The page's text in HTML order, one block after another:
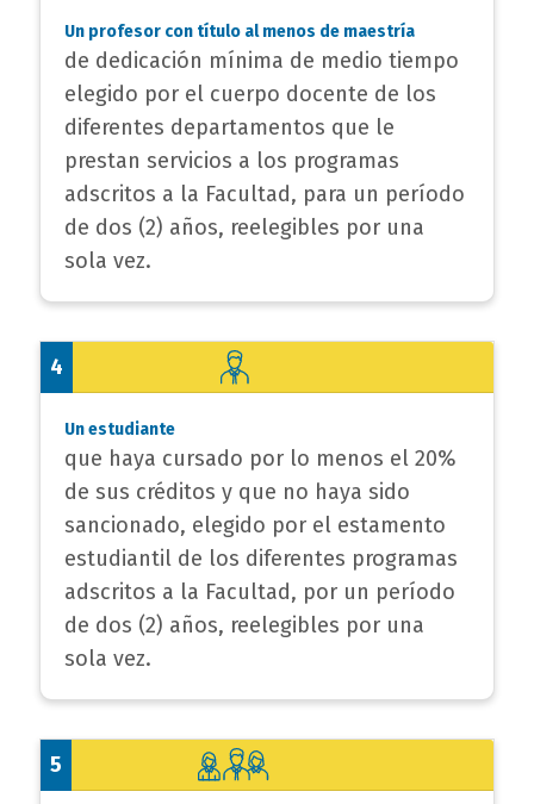
Un profesor con título al menos de maestría
de dedicación mínima de medio tiempo
elegido por el cuerpo docente de los
diferentes departamentos que le
prestan servicios a los programas
adscritos a la Facultad, para un período
de dos (2) años, reelegibles por una
sola vez.
4
Un estudiante
que haya cursado por lo menos el 20%
de sus créditos y que no haya sido
sancionado, elegido por el estamento
estudiantil de los diferentes programas
adscritos a la Facultad, por un período
de dos (2) años, reelegibles por una
sola vez.
5